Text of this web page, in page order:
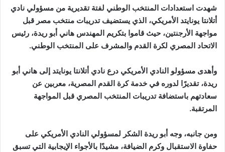
شهدت استعدادات المنتخب الوطني لفتة تقديرية من مسؤولي نادي
أتلانتا يونايتد الأمريكي، الذي يستضيف تدريبات منتخب مصر قبل
مواجهة الأرجنتين، حيث قاموا بتكريم المهندس هاني أبو ريدة، رئيس
الاتحاد المصري لكرة القدم والمشرف على المنتخب الوطني.
وأهدى مسؤولو النادي الأمريكي درع نادي أتلانتا يونايتد إلى هاني أبو
ريدة، تقديرًا لدوره في خدمة كرة القدم المصرية، معربين عن
سعادتهم باستضافة تدريبات المنتخب المصري قبل المواجهة
المرتقبة.
ومن جانبه، وجه أبو ريدة الشكر لمسؤولي النادي الأمريكي على
حفاوة الاستقبال وكرم الضيافة، مشيدًا بالأجواء الإيجابية التي تسبق